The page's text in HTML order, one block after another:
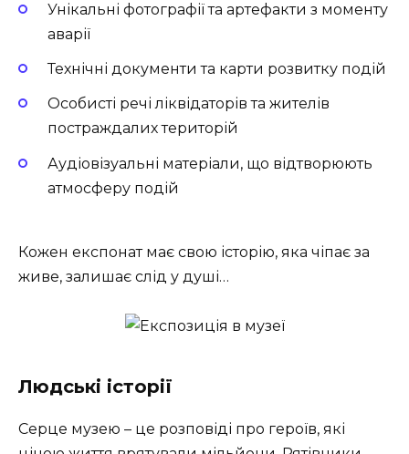
Унікальні фотографії та артефакти з моменту
аварії
Технічні документи та карти розвитку подій
Особисті речі ліквідаторів та жителів
постраждалих територій
Аудіовізуальні матеріали, що відтворюють
атмосферу подій
Кожен експонат має свою історію, яка чіпає за
живе, залишає слід у душі…
Людські історії
Серце музею – це розповіді про героїв, які